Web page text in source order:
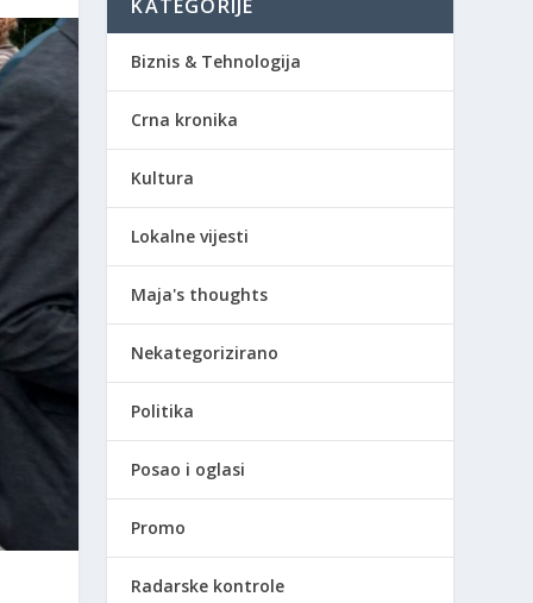
KATEGORIJE
Biznis & Tehnologija
Crna kronika
Kultura
Lokalne vijesti
Maja's thoughts
Nekategorizirano
Politika
Posao i oglasi
Promo
Radarske kontrole